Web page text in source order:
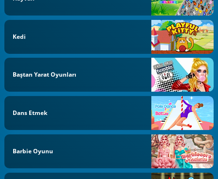
Kedi
Baştan Yarat Oyunları
Dans Etmek
Barbie Oyunu